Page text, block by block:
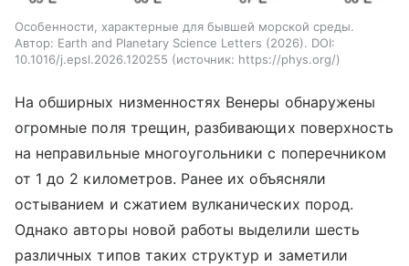
Особенности, характерные для бывшей морской среды.
Автор: Earth and Planetary Science Letters (2026). DOI:
10.1016/j.epsl.2026.120255
источник: https://phys.org/
На обширных низменностях Венеры обнаружены
огромные поля трещин, разбивающих поверхность
на неправильные многоугольники с поперечником
от 1 до 2 километров. Ранее их объясняли
остыванием и сжатием вулканических пород.
Однако авторы новой работы выделили шесть
различных типов таких структур и заметили